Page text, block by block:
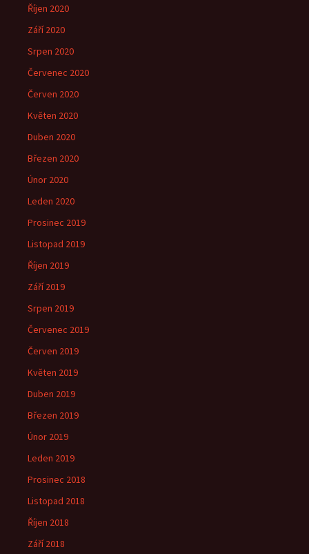
Říjen 2020
Září 2020
Srpen 2020
Červenec 2020
Červen 2020
Květen 2020
Duben 2020
Březen 2020
Únor 2020
Leden 2020
Prosinec 2019
Listopad 2019
Říjen 2019
Září 2019
Srpen 2019
Červenec 2019
Červen 2019
Květen 2019
Duben 2019
Březen 2019
Únor 2019
Leden 2019
Prosinec 2018
Listopad 2018
Říjen 2018
Září 2018